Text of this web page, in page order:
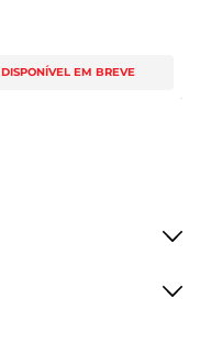
DISPONÍVEL EM BREVE